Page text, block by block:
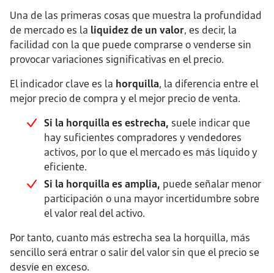
Una de las primeras cosas que muestra la profundidad
de mercado es la liquidez de un valor, es decir, la
facilidad con la que puede comprarse o venderse sin
provocar variaciones significativas en el precio.
El indicador clave es la horquilla, la diferencia entre el
mejor precio de compra y el mejor precio de venta.
Si la horquilla es estrecha, suele indicar que
hay suficientes compradores y vendedores
activos, por lo que el mercado es más líquido y
eficiente.
Si la horquilla es amplia, puede señalar menor
participación o una mayor incertidumbre sobre
el valor real del activo.
Por tanto, cuanto más estrecha sea la horquilla, más
sencillo será entrar o salir del valor sin que el precio se
desvíe en exceso.